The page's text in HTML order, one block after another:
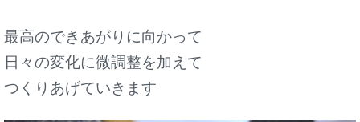
最高のできあがりに向かって
日々の変化に微調整を加えて
つくりあげていきます